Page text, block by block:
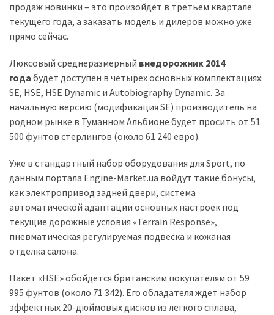
(358)
Головне
Тест-
драйв
(212)
Без
(142)
продаж новинки – это произойдет в третьем квартале
текущего года, а заказать модель и дилеров можно уже
прямо сейчас.
Люксовый среднеразмерный внедорожник 2014
года будет доступен в четырех основных комплектациях:
SE, HSE, HSE Dynamic и Autobiography Dynamic. За
начальную версию (модификация SE) производитель на
родном рынке в Туманном Альбионе будет просить от 51
500 фунтов стерлингов (около 61 240 евро).
Уже в стандартный набор оборудования для Sport, по
данным портала Engine-Market.ua войдут такие бонусы,
как электропривод задней двери, система
автоматической адаптации основных настроек под
текущие дорожные условия «Terrain Response»,
пневматическая регулируемая подвеска и кожаная
отделка салона.
Пакет «HSE» обойдется британским покупателям от 59
995 фунтов (около 71 342). Его обладателя ждет набор
эффектных 20-дюймовых дисков из легкого сплава,